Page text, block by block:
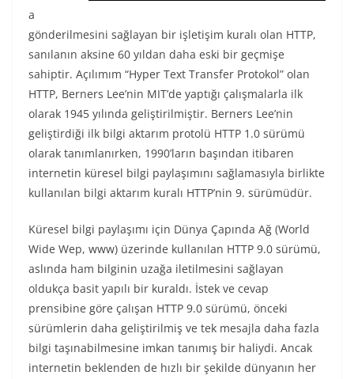
a
gönderilmesini sağlayan bir işletişim kuralı olan HTTP,
sanılanın aksine 60 yıldan daha eski bir geçmişe
sahiptir. Açılımım “Hyper Text Transfer Protokol” olan
HTTP, Berners Lee’nin MIT’de yaptığı çalışmalarla ilk
olarak 1945 yılında geliştirilmiştir. Berners Lee’nin
geliştirdiği ilk bilgi aktarım protolü HTTP 1.0 sürümü
olarak tanımlanırken, 1990’ların başından itibaren
internetin küresel bilgi paylaşımını sağlamasıyla birlikte
kullanılan bilgi aktarım kuralı HTTP’nin 9. sürümüdür.
Küresel bilgi paylaşımı için Dünya Çapında Ağ (World
Wide Wep, www) üzerinde kullanılan HTTP 9.0 sürümü,
aslında ham bilginin uzağa iletilmesini sağlayan
oldukça basit yapılı bir kuraldı. İstek ve cevap
prensibine göre çalışan HTTP 9.0 sürümü, önceki
sürümlerin daha geliştirilmiş ve tek mesajla daha fazla
bilgi taşınabilmesine imkan tanımış bir haliydi. Ancak
internetin beklenden de hızlı bir şekilde dünyanın her